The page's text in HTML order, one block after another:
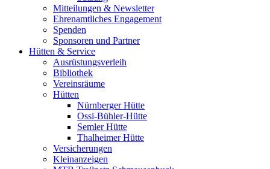
Mitteilungen & Newsletter
Ehrenamtliches Engagement
Spenden
Sponsoren und Partner
Hütten & Service
Ausrüstungsverleih
Bibliothek
Vereinsräume
Hütten
Nürnberger Hütte
Ossi-Bühler-Hütte
Semler Hütte
Thalheimer Hütte
Versicherungen
Kleinanzeigen